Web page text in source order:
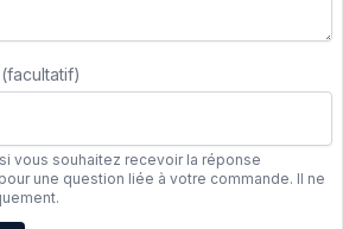
(facultatif)
vous souhaitez recevoir la réponse
une question liée à votre commande. Il ne